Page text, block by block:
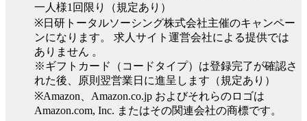
一人様1回限り（規定あり）
※日研トータルソーシング株式会社主催のキャンペー
ンになります。 求人サイト運営会社による提供では
ありません 。
※ギフトカード（コードタイプ）は登録完了が確認さ
れた後、原則翌営業日に進呈します（規定あり）
※Amazon、Amazon.co.jp およびそれらのロゴは
Amazon.com, Inc. またはその関連会社の商標です。